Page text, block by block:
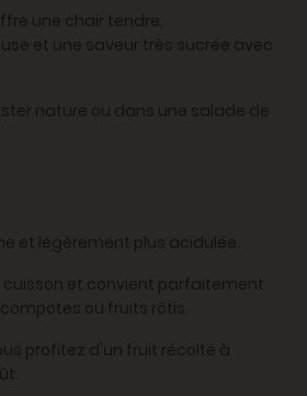
une chair tendre,
et une saveur très sucrée avec
nature ou dans une salade de
et légèrement plus acidulée.
cuisson et convient parfaitement
ou fruits rôtis.
profitez d'un fruit récolté à